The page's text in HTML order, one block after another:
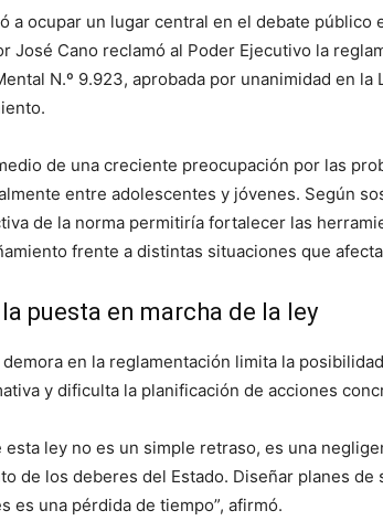
a ocupar un lugar central en el debate público
José Cano reclamó al Poder Ejecutivo la
N.º 9.923, aprobada por unanimidad en la
de una creciente preocupación por las
entre adolescentes y jóvenes. Según
de la norma permitiría fortalecer las
frente a distintas situaciones que
puesta en marcha de la ley
en la reglamentación limita la
y dificulta la planificación de acciones
esta ley no es un simple retraso, es una
de los deberes del Estado. Diseñar planes
es una pérdida de tiempo”, afirmó.